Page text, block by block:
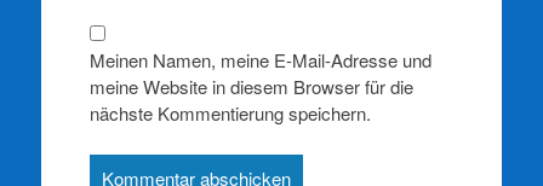
Meinen Namen, meine E-Mail-Adresse und
meine Website in diesem Browser für die
nächste Kommentierung speichern.